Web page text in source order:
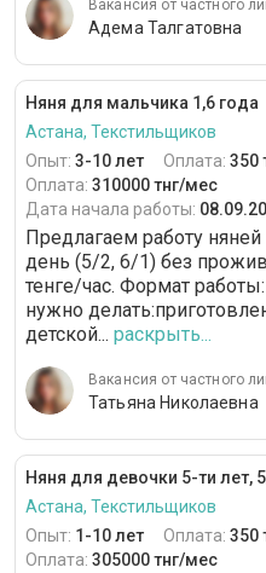
Вакансия от частного
Адема Талгатовна
Няня для мальчика 1,6 года
Астана, Текстильщиков
Опыт: 3-10 лет Оплата: 350
Оплата: 310000 тнг/мес
Дата начала работы:
Предлагаем работу
день (5/2, 6/1) без
тенге/час. Формат
нужно
детской... раскрыть...
Вакансия от частного
Татьяна Николаевна
Няня для девочки 5-ти лет,
Астана, Текстильщиков
Опыт: 1-10 лет Оплата: 350
Оплата: 305000 тнг/мес